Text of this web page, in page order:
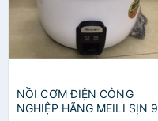
NỒI CƠM ĐIỆN CÔNG
NGHIỆP HÃNG MEILI SỊN 9